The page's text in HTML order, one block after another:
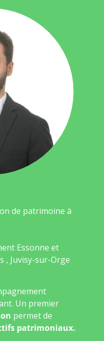
de patrimoine à
Essonne et
, Juvisy-sur-Orge
Un premier
permet de
patrimoniaux.